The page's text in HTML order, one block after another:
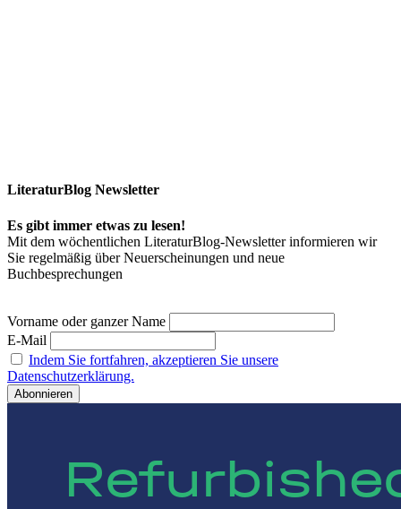
LiteraturBlog Newsletter
Es gibt immer etwas zu lesen!
Mit dem wöchentlichen LiteraturBlog-Newsletter informieren wir
Sie regelmäßig über Neuerscheinungen und neue
Buchbesprechungen
Vorname oder ganzer Name
E-Mail
Indem Sie fortfahren, akzeptieren Sie unsere
Datenschutzerklärung.